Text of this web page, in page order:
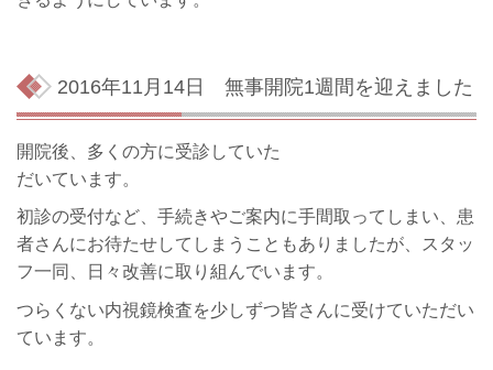
2016年11月14日 無事開院1週間を迎えました
開院後、多くの方に受診していた
だいています。
初診の受付など、手続きやご案内に手間取ってしまい、患
者さんにお待たせしてしまうこともありましたが、スタッ
フ一同、日々改善に取り組んでいます。
つらくない内視鏡検査を少しずつ皆さんに受けていただい
ています。